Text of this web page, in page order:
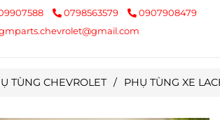
0798563579
0907908479
TÙNG CHEVROLET / PHỤ TÙNG XE